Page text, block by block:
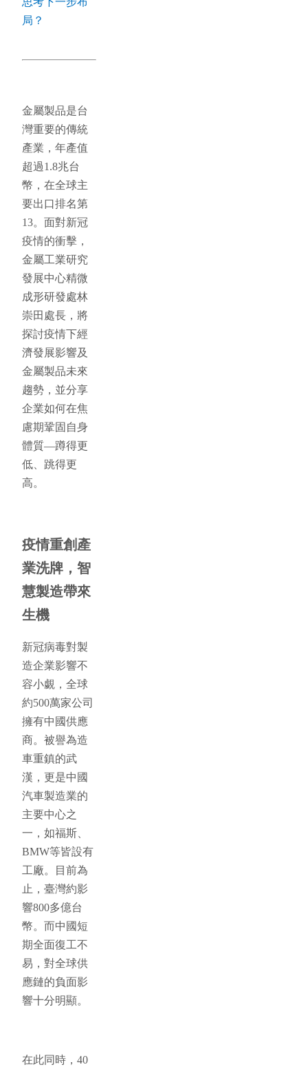
局？
金屬製品是台
灣重要的傳統
產業，年產值
超過1.8兆台
幣，在全球主
要出口排名第
13。面對新冠
疫情的衝擊，
金屬工業研究
發展中心精微
成形研發處林
崇田處長，將
探討疫情下經
濟發展影響及
金屬製品未來
趨勢，並分享
企業如何在焦
慮期鞏固自身
體質—蹲得更
低、跳得更
高。
疫情重創產
業洗牌，智
慧製造帶來
生機
新冠病毒對製
造企業影響不
容小覷，全球
約500萬家公司
擁有中國供應
商。被譽為造
車重鎮的武
漢，更是中國
汽車製造業的
主要中心之
一，如福斯、
BMW等皆設有
工廠。目前為
止，臺灣約影
響800多億台
幣。而中國短
期全面復工不
易，對全球供
應鏈的負面影
響十分明顯。
在此同時，40